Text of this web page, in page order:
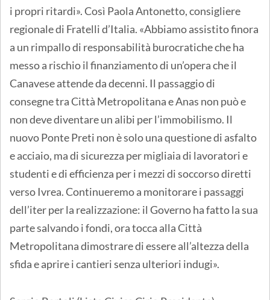
i propri ritardi». Così Paola Antonetto, consigliere
regionale di Fratelli d’Italia. «Abbiamo assistito finora
a un rimpallo di responsabilità burocratiche che ha
messo a rischio il finanziamento di un’opera che il
Canavese attende da decenni. Il passaggio di
consegne tra Città Metropolitana e Anas non può e
non deve diventare un alibi per l’immobilismo. Il
nuovo Ponte Preti non è solo una questione di asfalto
e acciaio, ma di sicurezza per migliaia di lavoratori e
studenti e di efficienza per i mezzi di soccorso diretti
verso Ivrea. Continueremo a monitorare i passaggi
dell’iter per la realizzazione: il Governo ha fatto la sua
parte salvando i fondi, ora tocca alla Città
Metropolitana dimostrare di essere all’altezza della
sfida e aprire i cantieri senza ulteriori indugi».